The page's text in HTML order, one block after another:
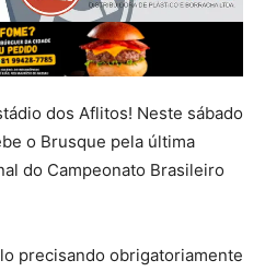
dos Aflitos! Neste sábado
o Brusque pela última
do Campeonato Brasileiro
precisando obrigatoriamente